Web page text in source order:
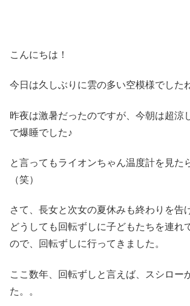
こんにちは！
今日は久しぶりに雲の多い空模様でした
昨夜は激暑だったのですが、今朝は超涼
で爆睡でした♪
と言ってもライオンちゃん温度計を見た
（笑）
さて、長女と次女の夏休みも終わりを告
どうしても回転ずしに子どもたちを連れ
ので、回転ずしに行ってきました。
ここ数年、回転ずしと言えば、スシロー
た。。